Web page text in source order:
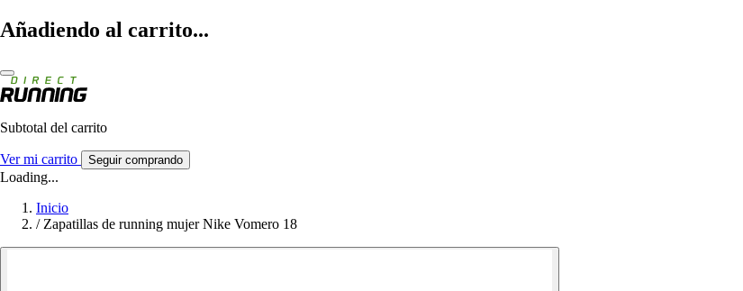
Añadiendo al carrito...
Subtotal del carrito
Ver mi carrito Seguir comprando
Loading...
Inicio
/ Zapatillas de running mujer Nike Vomero 18